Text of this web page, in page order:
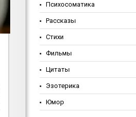
Психосоматика
Рассказы
Стихи
Фильмы
Цитаты
Эзотерика
Юмор